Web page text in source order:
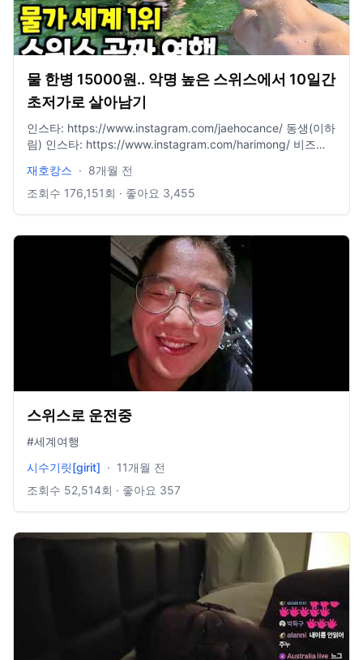
물 한병 15000원.. 악명 높은 스위스에서 10일간
초저가로 살아남기
인스타: https://www.instagram.com/jaehocance/ 동생(이하
림) 인스타: https://www.instagram.com/harimong/ 비즈니
재호캉스 · 8개월 전
조회수 176,151회 · 좋아요 3,455
스위스로 운전중
#세계여행
시수기릿[girit] · 11개월 전
조회수 52,514회 · 좋아요 357